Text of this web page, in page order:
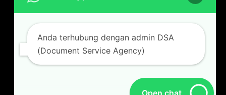
Kontak kami
Alamat kantor :
Jl Swadaya Pam No 6 Rt 006 Rw 007 Jatinegara,
Cakung, Jakarta Timur 13930
087887631193 / 021 48671259
Anda terhubung dengan admin DSA
(Document Service Agency)
Open chat